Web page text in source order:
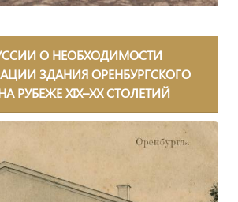
О НЕОБХОДИМОСТИ
ЗДАНИЯ ОРЕНБУРГСКОГО
РУБЕЖЕ XIX–XX СТОЛЕТИЙ